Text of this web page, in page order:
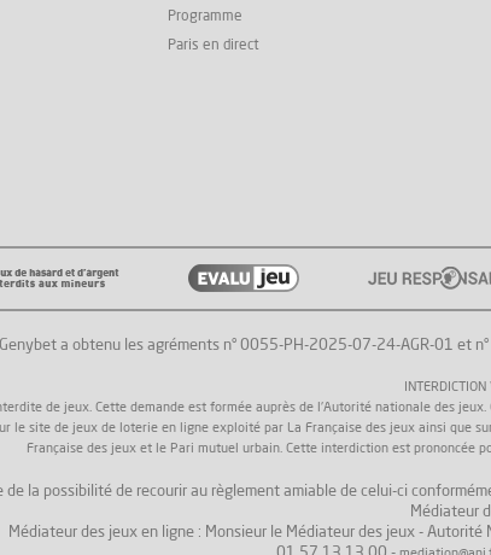
Programme
Paris en direct
Genybet a obtenu les agréments n° 0055-PH-2025-07-24-AGR-01 et
de jeux. Cette demande est formée auprès de l'Autorité nationale des
le site de jeux de loterie en ligne exploité par La Française des jeux ainsi que
Française des jeux et le Pari mutuel urbain. Cette interdiction est prononcée
de la possibilité de recourir au règlement amiable de celui-ci
Médiateur
Médiateur des jeux en ligne : Monsieur le Médiateur des jeux -